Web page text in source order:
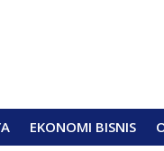
EKONOMI BISNIS